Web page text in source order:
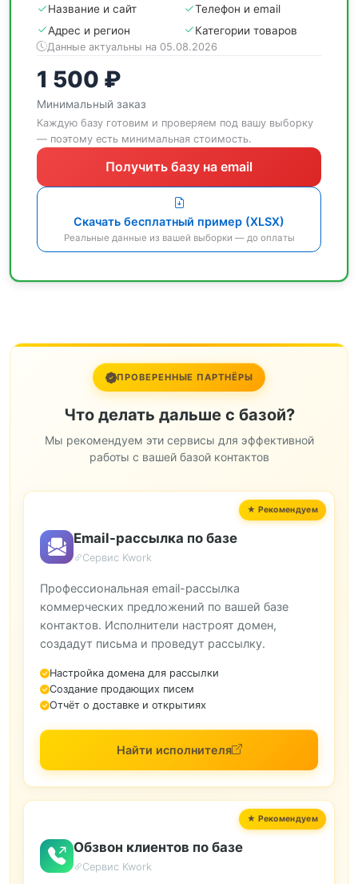
Название и сайт
Телефон и email
Адрес и регион
Категории товаров
Данные актуальны на 05.08.2026
1 500 ₽
Минимальный заказ
Каждую базу готовим и проверяем под вашу выборку
— поэтому есть минимальная стоимость.
Получить базу на email
Скачать бесплатный пример (XLSX)
Реальные данные из вашей выборки — до оплаты
ПРОВЕРЕННЫЕ ПАРТНЁРЫ
Что делать дальше с базой?
Мы рекомендуем эти сервисы для эффективной
работы с вашей базой контактов
Email-рассылка по базе
Сервис Kwork
Профессиональная email-рассылка
коммерческих предложений по вашей базе
контактов. Исполнители настроят домен,
создадут письма и проведут рассылку.
Настройка домена для рассылки
Создание продающих писем
Отчёт о доставке и открытиях
Найти исполнителя
Обзвон клиентов по базе
Сервис Kwork